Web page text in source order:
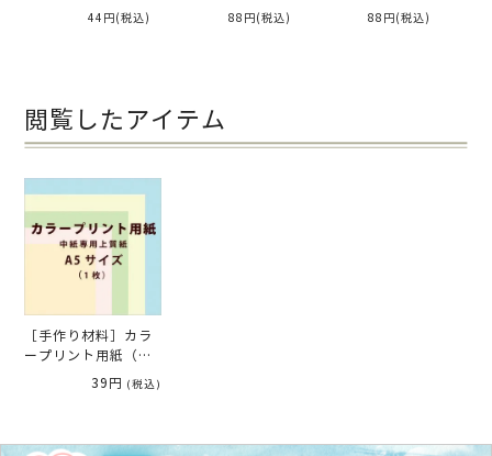
44円(税込) 88円(税込) 88円(税込)
閲覧したアイテム
［手作り材料］カラ
ープリント用紙（中
紙専用上質紙／A5サ
イズ）（1枚）
39円 (税込)